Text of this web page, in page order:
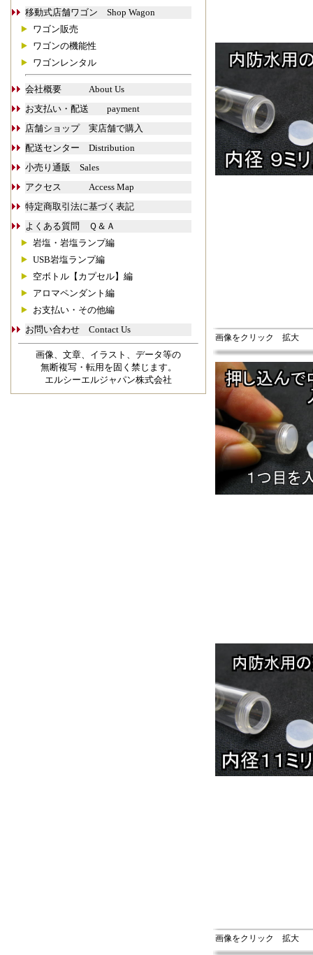
移動式店舗ワゴン Shop Wagon
ワゴン販売
ワゴンの機能性
ワゴンレンタル
会社概要 About Us
お支払い・配送 payment
店舗ショップ 実店舗で購入
配送センター Distribution
小売り通販 Sales
アクセス Access Map
特定商取引法に基づく表記
よくある質問 Ｑ＆Ａ
岩塩・岩塩ランプ編
USB岩塩ランプ編
空ボトル【カプセル】編
アロマペンダント編
お支払い・その他編
お問い合わせ Contact Us
画像、文章、イラスト、データ等の
無断複写・転用を固く禁じます。
エルシーエルジャパン株式会社
画像をクリック 拡大
画像をクリック 拡大